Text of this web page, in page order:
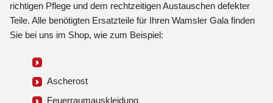
richtigen Pflege und dem rechtzeitigen Austauschen defekter
Teile. Alle benötigten Ersatzteile für Ihren Wamsler Gala finden
Sie bei uns im Shop, wie zum Beispiel:
Ascherost
Feuerraumauskleidung